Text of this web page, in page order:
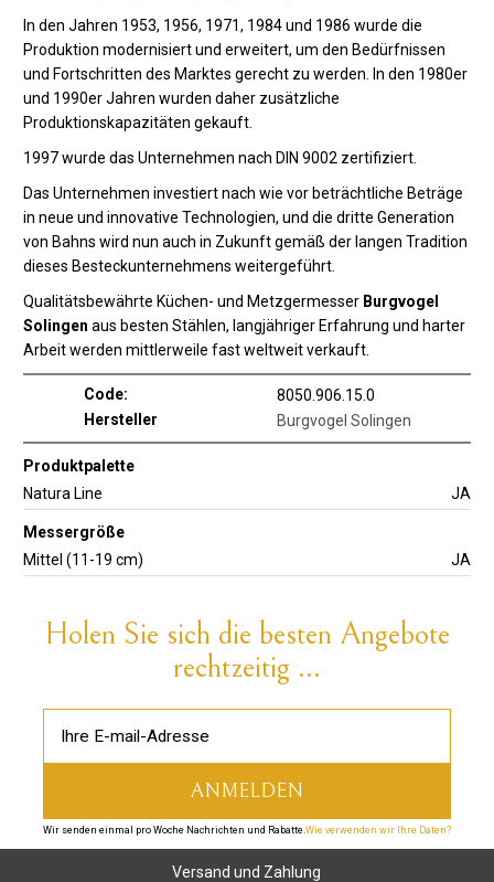
In den Jahren 1953, 1956, 1971, 1984 und 1986 wurde die
Produktion modernisiert und erweitert, um den Bedürfnissen
und Fortschritten des Marktes gerecht zu werden. In den 1980er
und 1990er Jahren wurden daher zusätzliche
Produktionskapazitäten gekauft.
1997 wurde das Unternehmen nach DIN 9002 zertifiziert.
Das Unternehmen investiert nach wie vor beträchtliche Beträge
in neue und innovative Technologien, und die dritte Generation
von Bahns wird nun auch in Zukunft gemäß der langen Tradition
dieses Besteckunternehmens weitergeführt.
Qualitätsbewährte Küchen- und Metzgermesser Burgvogel
Solingen aus besten Stählen, langjähriger Erfahrung und harter
Arbeit werden mittlerweile fast weltweit verkauft.
Code:
8050.906.15.0
Hersteller
Burgvogel Solingen
Produktpalette
Natura Line
JA
Messergröße
Mittel (11-19 cm)
JA
Holen Sie sich die besten Angebote
rechtzeitig ...
Wir senden einmal pro Woche Nachrichten und Rabatte.Wie verwenden wir Ihre Daten?
Versand und Zahlung